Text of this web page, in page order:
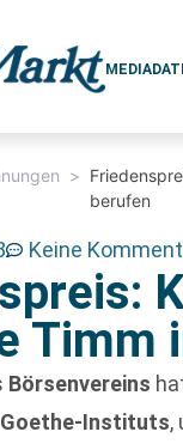
>
berufen
Keine
Börsenvereins
Goethe-Instituts,